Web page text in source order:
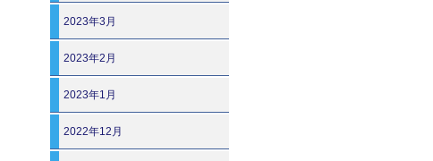
2023年3月
2023年2月
2023年1月
2022年12月